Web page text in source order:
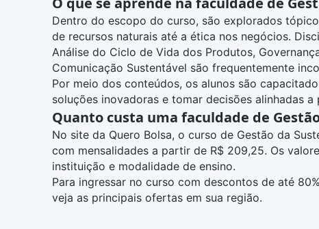
Dentro do escopo do curso, são explorados
de recursos naturais até a ética nos negócios.
Análise do Ciclo de Vida dos Produtos,
Comunicação Sustentável são frequentemente
Por meio dos conteúdos, os alunos são
soluções inovadoras e tomar decisões alinhadas
Quanto custa uma faculdade de
No site da Quero Bolsa, o curso de Gestão da
com mensalidades a partir de R$ 209,25. Os
instituição e modalidade de ensino.
Para ingressar no curso com descontos de até
veja as principais ofertas em sua região.